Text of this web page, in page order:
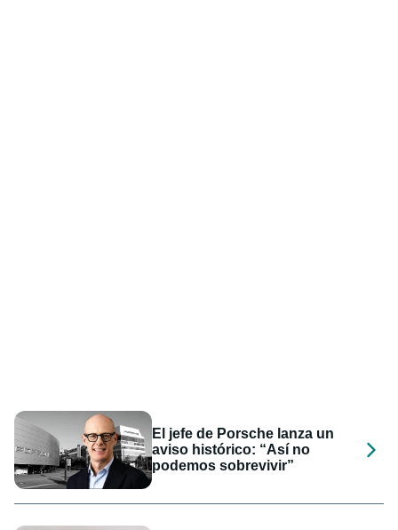
El jefe de Porsche lanza un
aviso histórico: “Así no
podemos sobrevivir”